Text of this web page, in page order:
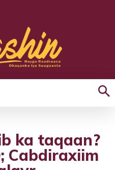
ka taqaan?
Cabdiraxiim